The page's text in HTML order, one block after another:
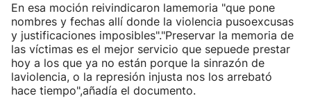
En esa moción reivindicaron lamemoria "que pone
nombres y fechas allí donde la violencia pusoexcusas
y justificaciones imposibles"."Preservar la memoria de
las víctimas es el mejor servicio que sepuede prestar
hoy a los que ya no están porque la sinrazón de
laviolencia, o la represión injusta nos los arrebató
hace tiempo",añadía el documento.